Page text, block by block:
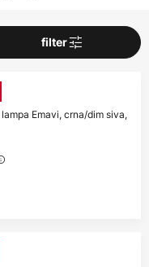
filter
Emavi, crna/dim siva,